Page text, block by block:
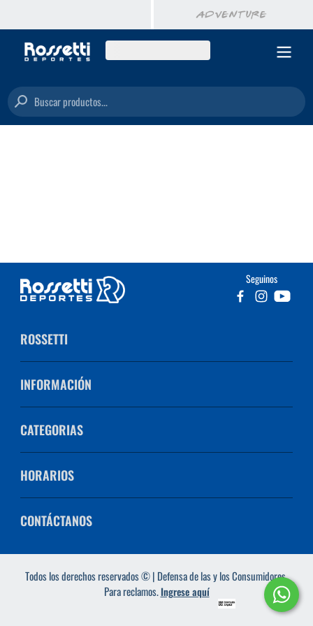
Buscar productos...
Seguinos
ROSSETTI
INFORMACIÓN
CATEGORIAS
HORARIOS
CONTÁCTANOS
Todos los derechos reservados © | Defensa de las y los Consumidores.
Para reclamos.Ingrese aquí